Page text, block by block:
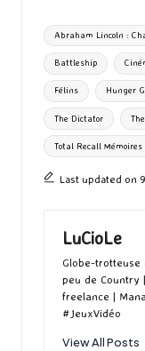
o
o
k
d
o
n
ta
g
er
Tags:
Abraham Lincoln :
Battleship
Félins Hunger
The Dictator
Total Recall
Last updated on
LuCioLe
Globe-trotteuse
peu de Country
freelance |
#JeuxVidéo
View All Posts